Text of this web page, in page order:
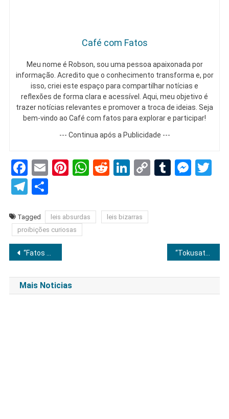
Café com Fatos
Meu nome é Robson, sou uma pessoa apaixonada por
informação. Acredito que o conhecimento transforma e, por
isso, criei este espaço para compartilhar notícias e
reflexões de forma clara e acessível. Aqui, meu objetivo é
trazer notícias relevantes e promover a troca de ideias. Seja
bem-vindo ao Café com fatos para explorar e participar!
--- Continua após a Publicidade ---
Facebook
EmailPinterest
WhatsApp
RedditLinkedIn
CopyTumblr
Telegram
Share
Tagged leis absurdas
leis bizarras
proibições curiosas
Navegação
de
Post
“Fatos históricos que parecem mentira: A verdade chocante por trás dos acontecimentos mais inusitados!”
Mais Noticias